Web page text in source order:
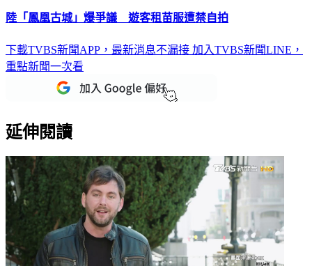
陸「鳳凰古城」爆爭議 遊客租苗服遭禁自拍
下載TVBS新聞APP，最新消息不漏接 加入TVBS新聞LINE，
重點新聞一次看
延伸閱讀